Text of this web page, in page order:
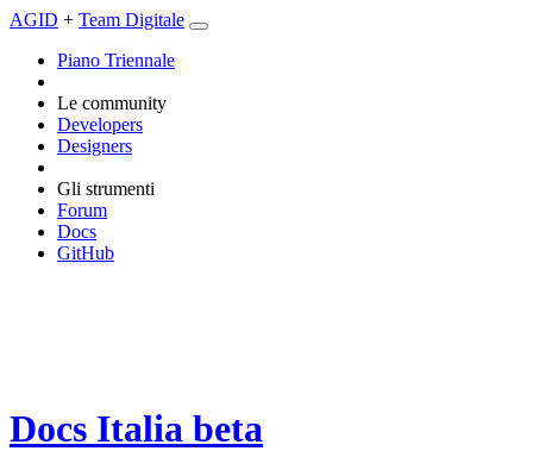
AGID + Team Digitale
Piano Triennale
Le community
Developers
Designers
Gli strumenti
Forum
Docs
GitHub
Docs Italia beta